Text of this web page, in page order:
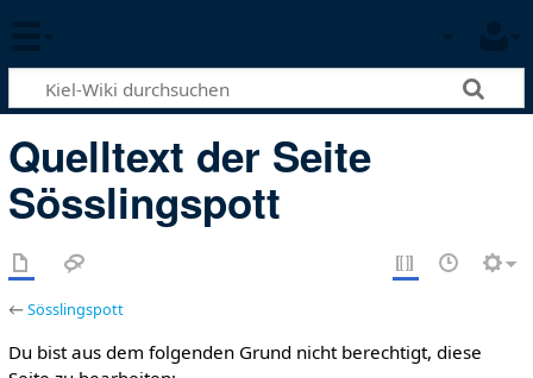
Quelltext der Seite
Sösslingspott
←Sösslingspott
Du bist aus dem folgenden Grund nicht berechtigt, diese